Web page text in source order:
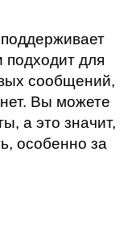
подходит для
сообщений,
Вы можете
а это значит,
особенно за